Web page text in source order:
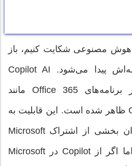
هوش مصنوعی شکایت کنیم، باز
هم همه جا سر و کله‌اش پیدا می‌شود. Copilot AI
مایکروسافت اکنون در برنامه‌های Office 365 مانند
Word، Excel و Outlook ظاهر شده است. این قابلیت به
طور پیش‌فرض به عنوان بخشی از اشتراک Microsoft
365 شما فعال است. اما اگر از Copilot در Microsoft